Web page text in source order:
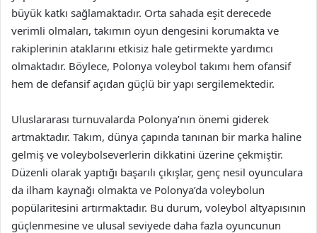
büyük katkı sağlamaktadır. Orta sahada eşit derecede
verimli olmaları, takımın oyun dengesini korumakta ve
rakiplerinin ataklarını etkisiz hale getirmekte yardımcı
olmaktadır. Böylece, Polonya voleybol takımı hem ofansif
hem de defansif açıdan güçlü bir yapı sergilemektedir.
Uluslararası turnuvalarda Polonya’nın önemi giderek
artmaktadır. Takım, dünya çapında tanınan bir marka haline
gelmiş ve voleybolseverlerin dikkatini üzerine çekmiştir.
Düzenli olarak yaptığı başarılı çıkışlar, genç nesil oyunculara
da ilham kaynağı olmakta ve Polonya’da voleybolun
popülaritesini artırmaktadır. Bu durum, voleybol altyapısının
güçlenmesine ve ulusal seviyede daha fazla oyuncunun